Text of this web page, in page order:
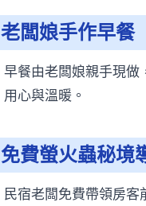
老闆娘手作早餐
早餐由老闆娘親手現做
用心與溫暖。
免費螢火蟲秘境
民宿老闆免費帶領房